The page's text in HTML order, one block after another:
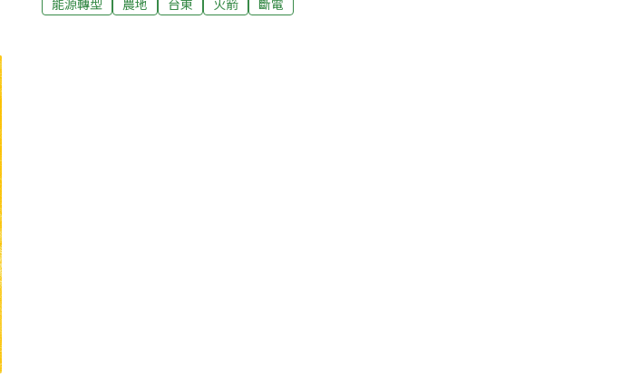
場蓋在農地上的合法性問題，在中央和地方的民意機關引起熱烈討論，立